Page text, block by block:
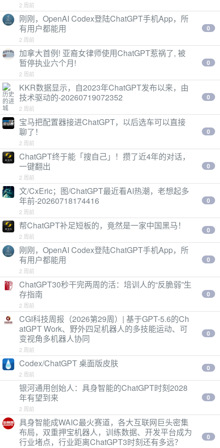
2 周前
刚刚，OpenAI Codex登陆ChatGPT手机App，所
有用户都能用
2 周前
0
加拿大首例! 亚裔女律师使用ChatGPT惹祸了, 被
暂停执业六个月!
2 周前
0
KKR数据显示，自2023年ChatGPT发布以来，由
技术驱动的-20260719072352
2 周前
0
宝马把配置器接进ChatGPT，以后选车可以直接
聊了！
2 周前
0
ChatGPT终于能「搜自己」！攒了近4年的对话，
一键翻出
2 周前
0
文/CxEric；图/ChatGPT最近看AI热潮，老想起多
年前-20260718174416
2 周前
0
帮ChatGPT补足短板的，竟然是一家中国黑马！
2 周前
0
刚刚，OpenAI Codex登陆ChatGPT手机App，所
有用户都能用
2 周前
0
ChatGPT30秒干完两周的活：培训人的“反脆弱”生
存指南
2 周前
0
CGI科技周报（2026第29周）| 基于GPT-5.6的Ch
atGPT Work、野外四足机器人的多技能运动、可
变视角多机器人协同
2 周前
0
Codex/ChatGPT 桌面版皮肤
2 周前
0
银河通用创始人：具身智能的ChatGPT时刻2028
年有望到来
2 周前
0
具身智能成WAIC最火赛道，各大互联网巨头密集
布局，双重押宝机器人，训练数据、开发平台成为
行业堵点，行业距离ChatGPT3时刻还有多远？
0